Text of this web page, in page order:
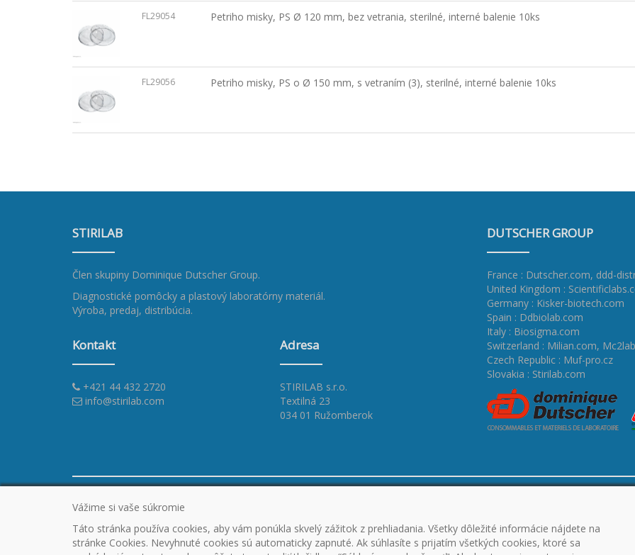
FL29054 Petriho misky, PS Ø 120 mm, bez vetrania, sterilné, interné balenie 10ks
FL29056 Petriho misky, PS o Ø 150 mm, s vetraním (3), sterilné, interné balenie 10ks
STIRILAB
Člen skupiny Dominique Dutscher Group.
Diagnostické pomôcky a plastový laboratórny materiál.
Výroba, predaj, distribúcia.
Kontakt
+421 44 432 2720
info@stirilab.com
Adresa
STIRILAB s.r.o.
Textilná 23
034 01 Ružomberok
DUTSCHER GROUP
France : Dutscher.com, ddd-
United Kingdom :
Germany : Kisker-biotech.com
Spain : Ddbiolab.com
Italy : Biosigma.com
Switzerland : Milian.com,
Czech Republic : Muf-pro.cz
Slovakia : Stirilab.com
ÚVOD CERTIFIKÁTY
PODMIENKY
REKLAMAČNÝ PORIADOK
OCHRANA OSOBNÝCH ÚDAJOV
COOKIES
Vážime si vaše súkromie
Táto stránka používa cookies, aby vám ponúkla skvelý zážitok z prehliadania. Všetky dôležité informácie nájdete na
stránke Cookies. Nevyhnuté cookies sú automaticky zapnuté. Ak súhlasíte s prijatím všetkých cookies, ktoré sa